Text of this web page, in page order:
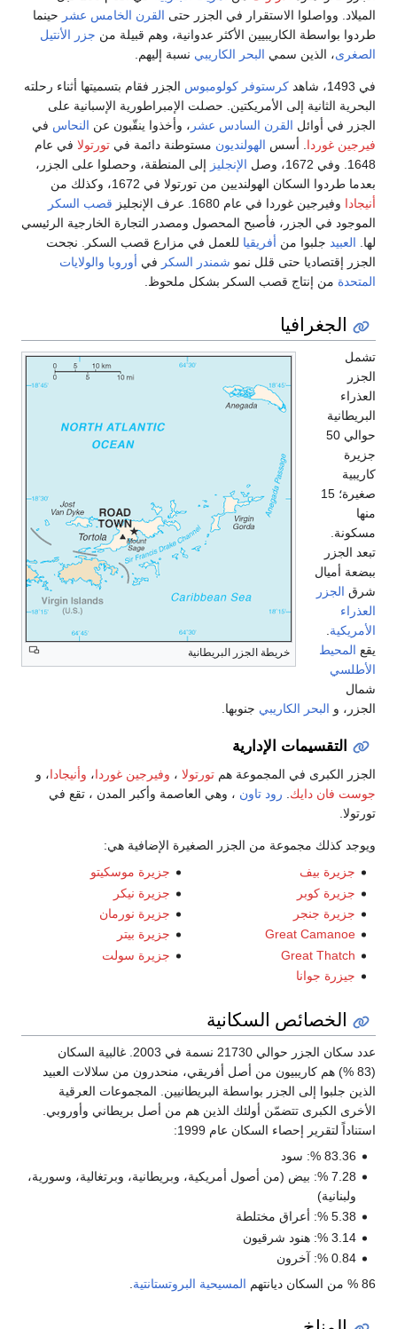
الميلاد. وواصلوا الاستقرار في الجزر حتى القرن الخامس عشر حينما
طردوا بواسطة الكاريبيين الأكثر عدوانية، وهم قبيلة من جزر الأنتيل
الصغرى، الذين سمي البحر الكاريبي نسبة إليهم.
في 1493، شاهد كرستوفر كولومبوس الجزر فقام بتسميتها أثناء رحلته
البحرية الثانية إلى الأمريكتين. حصلت الإمبراطورية الإسبانية على
الجزر في أوائل القرن السادس عشر ، وأخذوا ينقّبون عن النحاس في
فيرجين غوردا. أسس الهولنديون مستوطنة دائمة في تورتولا في عام
1648. وفي 1672، وصل
الإنجليز إلى المنطقة، وحصلوا على الجزر،
بعدما طردوا السكان الهولنديين من تورتولا في 1672، وكذلك من
أنيجادا وفيرجين غوردا في عام 1680. عرف الإنجليز
قصب السكر
الموجود في الجزر، فأصبح المحصول ومصدر التجارة الخارجية الرئيسي
لها. العبيد جلبوا من أفريقيا للعمل في مزارع قصب السكر. نجحت
الجزر إقتصاديا حتى قلل نمو شمندر السكر في أوروبا والولايات
المتحدة من إنتاج قصب السكر بشكل ملحوظ.
الجغرافيا
خريطة الجزر البريطانية
تشمل
الجزر
العذراء
البريطانية
حوالي 50
جزيرة
كاريبية
صغيرة؛ 15
منها
مسكونة.
تبعد الجزر
ببضعة أميال
شرق الجزر
العذراء
الأمريكية
يقع المحيط
الأطلسي
شمال
الجزر، و البحر الكاريبي جنوبها.
التقسيمات الإدارية
الجزر الكبرى في المجموعة هم تورتولا ، وفيرجين غوردا، وأنيجادا، و
جوست فان دايك. رود تاون ، وهي العاصمة وأكبر المدن ، تقع في
تورتولا.
ويوجد كذلك مجموعة من الجزر الصغيرة الإضافية هي:
جزيرة بيف
جزيرة كوبر
جزيرة جنجر
Great Camanoe
Great Thatch
جيزرة جوانا
جزيرة موسكيتو
جزيرة نيكر
جزيرة نورمان
جزيرة بيتر
جزيرة سولت
الخصائص السكانية
عدد سكان الجزر حوالي 21730 نسمة في 2003. غالبية السكان
(83 %) هم كاريبيون من أصل أفريقي، منحدرون من سلالات العبيد
الذين جلبوا إلى الجزر بواسطة البريطانيين. المجموعات العرقية
الأخرى الكبرى تتضمّن أولئك الذين هم من أصل بريطاني وأوروبي.
استناداً لتقرير إحصاء السكان عام 1999:
83.36 %: سود
7.28 %: بيض (من أصول أمريكية، وبريطانية، وبرتغالية، وسورية،
ولبنانية)
5.38 %: أعراق مختلطة
3.14 %: هنود شرقيون
0.84 %: آخرون
86 % من السكان ديانتهم
المسيحية البروتستانتية